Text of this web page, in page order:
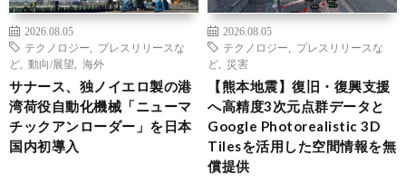
2026.08.05
テクノロジー
プレスリリースな
ど
動向/展望 海外
サナース、独ノイエロ製の港
湾荷役自動化機械「ニューマ
チックアンローダー」を日本
国内初導入
2026.08.05
テクノロジー
プレスリリースな
ど
災害
【熊本地震】復旧・復興支援
へ高精度3次元点群データと
Google Photorealistic 3D
Tilesを活用した空間情報を無
償提供